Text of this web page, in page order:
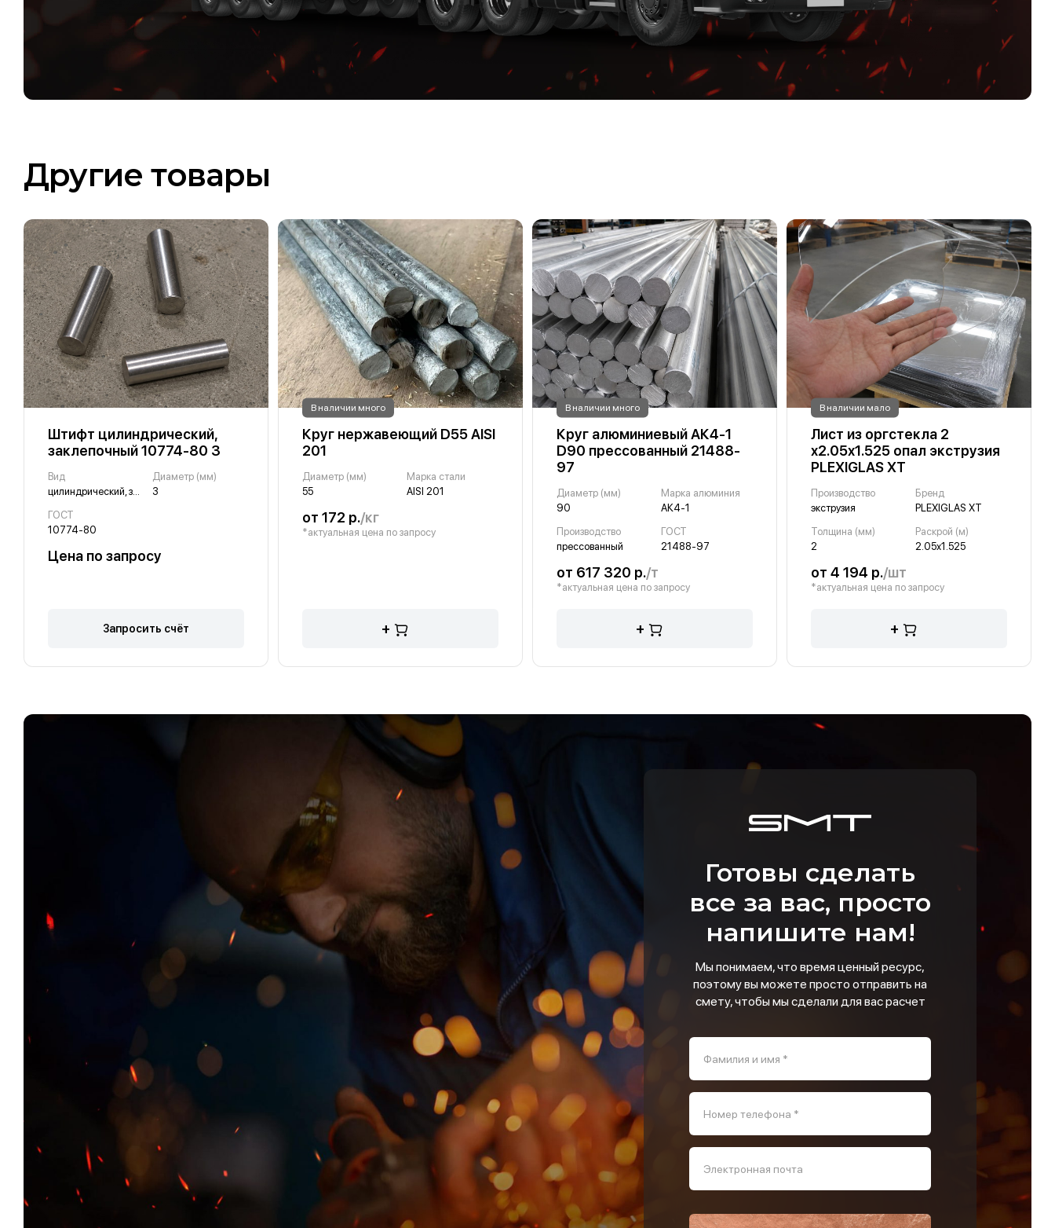
Другие товары
Штифт цилиндрический,
заклепочный 10774-80 3
Вид
Диаметр (мм)
3
ГОСТ
10774-80
Цена по запросу
Запросить счёт
В наличии много
Круг нержавеющий D55 AISI
201
Диаметр (мм)
55
Марка стали
AISI 201
от 172 р./кг
*актуальная цена по запросу
+
В наличии много
Круг алюминиевый АК4-1
D90 прессованный 21488-
97
Диаметр (мм)
90
Марка алюминия
АК4-1
Производство
прессованный
ГОСТ
21488-97
от 617 320 р./т
*актуальная цена по запросу
+
В наличии мало
Лист из оргстекла 2
х2.05х1.525 опал экструзия
PLEXIGLAS XT
Производство
экструзия
Бренд
PLEXIGLAS XT
Толщина (мм)
2
Раскрой (м)
2.05х1.525
от 4 194 р./шт
*актуальная цена по запросу
+
Готовы сделать
все за вас, просто
напишите нам!
Мы понимаем, что время ценный ресурс,
поэтому вы можете просто отправить на
смету, чтобы мы сделали для вас расчет
Фамилия и имя *
Номер телефона *
Электронная почта